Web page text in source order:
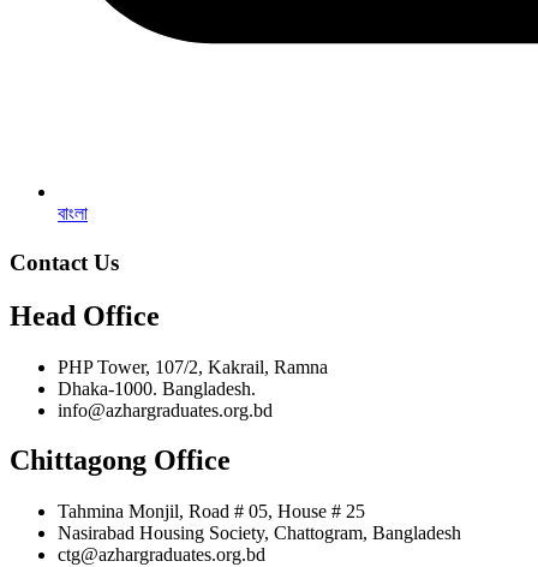
বাংলা
Contact Us
Head Office
PHP Tower, 107/2, Kakrail, Ramna
Dhaka-1000. Bangladesh.
info@azhargraduates.org.bd
Chittagong Office
Tahmina Monjil, Road # 05, House # 25
Nasirabad Housing Society, Chattogram, Bangladesh
ctg@azhargraduates.org.bd